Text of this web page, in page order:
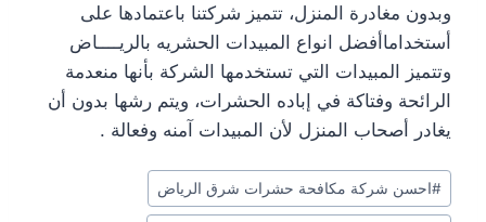
وبدون مغادرة المنزل، تتميز شركتنا باعتمادها على
أستخداماأفضل انواع المبيدات الحشريه بالريــــاض
وتتميز المبيدات التي تستخدمها الشركة بأنها منعدمة
الرائحة وفتاكة في إباده الحشرات، ويتم رشها بدون أن
يغادر أصحاب المنزل لأن المبيدات آمنه وفعالة .
وسوم
المقال:
#احسن شركة مكافحة حشرات شرق الرياض